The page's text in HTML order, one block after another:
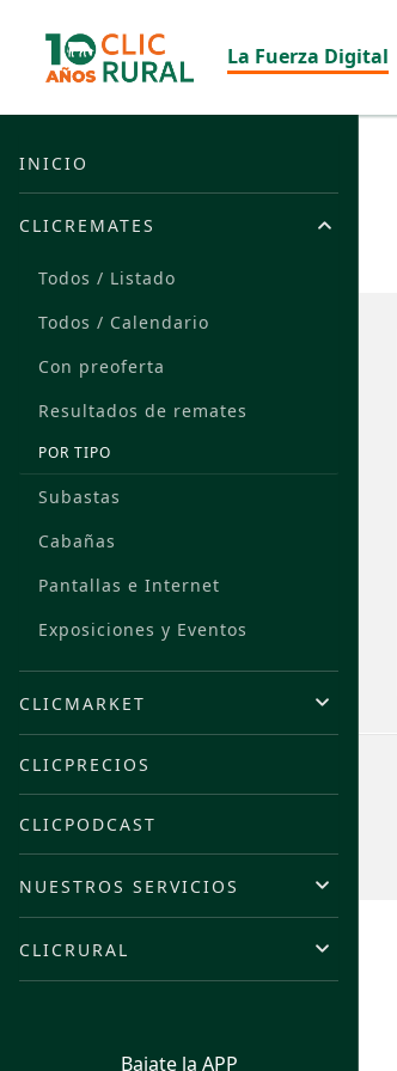
La Fuerza Digital
INICIO
CLICREMATES
Todos / Listado
Todos / Calendario
Con preoferta
Resultados de remates
POR TIPO
Subastas
Cabañas
Pantallas e Internet
Exposiciones y Eventos
CLICMARKET
CLICPRECIOS
CLICPODCAST
NUESTROS SERVICIOS
CLICRURAL
Bajate la APP